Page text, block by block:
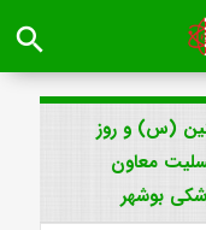
search
(س) و روز
معاون
بوشهر